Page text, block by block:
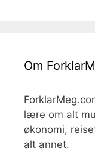
Om
lære om alt
økonomi,
alt annet.